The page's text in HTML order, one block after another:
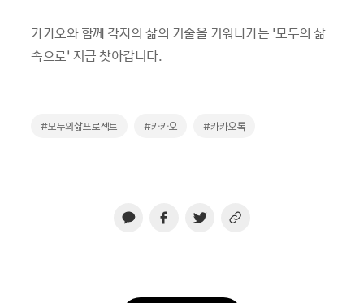
카카오와 함께 각자의 삶의 기술을 키워나가는 ‘모두의 삶
속으로’ 지금 찾아갑니다.
#모두의삶프로젝트 #카카오 #카카오톡